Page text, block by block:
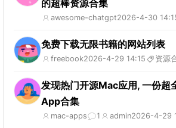
的超棒资源合集
awesome-chatgpt2026-4-30
免费下载无限书籍的网站列表
freebook2026-4-29 14:15 资源
发现热门开源Mac应用, 一份超
App合集
mac-apps 1 admin2026-4-29